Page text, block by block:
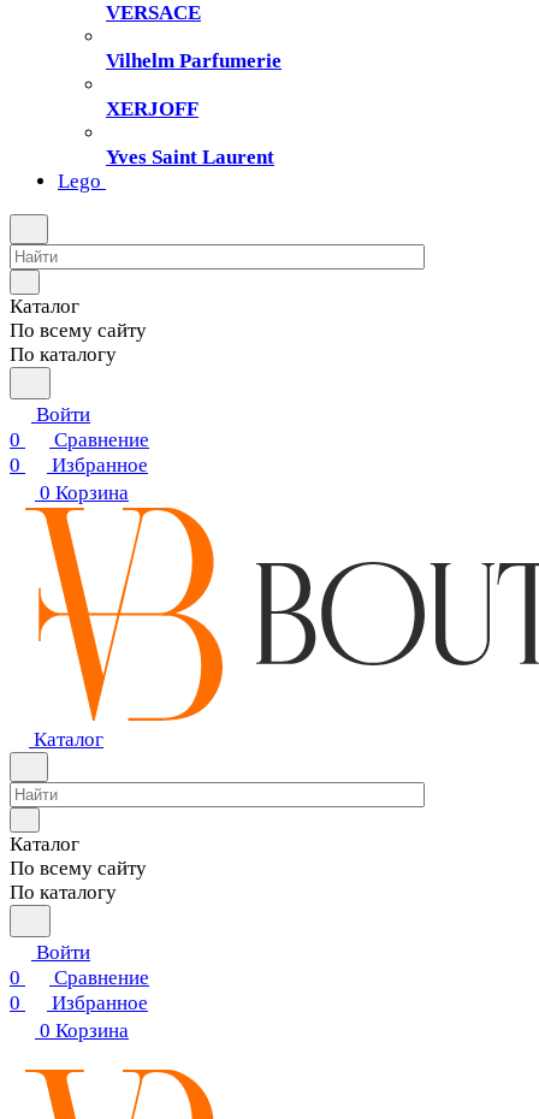
VERSACE
Vilhelm Parfumerie
XERJOFF
Yves Saint Laurent
Lego
Каталог
По всему сайту
По каталогу
Войти
0
Сравнение
0
Избранное
0 Корзина
Каталог
Каталог
По всему сайту
По каталогу
Войти
0
Сравнение
0
Избранное
0 Корзина